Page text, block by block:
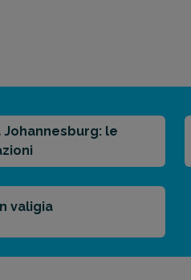
Johannesburg: le
valigia